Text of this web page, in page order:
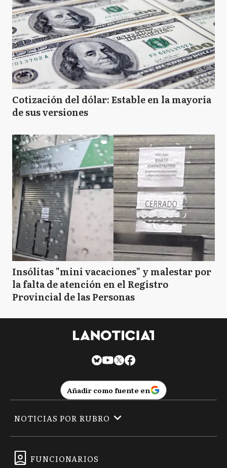
Cotización del dólar: Estable en la mayoría
de sus versiones
Insólitas "mini vacaciones" y malestar por
la falta de atención en el Registro
Provincial de las Personas
Añadir como fuente en
FUNCIONARIOS
NOTICIAS POR RUBRO